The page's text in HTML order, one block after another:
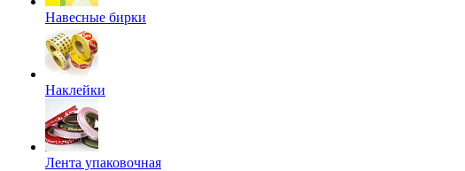
Навесные бирки
Наклейки
Лента упаковочная